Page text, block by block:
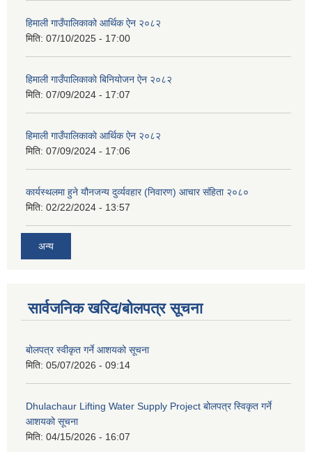
हिमाली गाउँपालिकाको आर्थिक ऐन २०८२
मिति: 07/10/2025 - 17:00
हिमाली गाउँपालिकाकाे बिनियोजन ऐन २०८२
मिति: 07/09/2024 - 17:07
हिमाली गाउँपालिकाकाे आर्थिक ऐन २०८२
मिति: 07/09/2024 - 17:06
कार्यस्थलमा हुने यौनजन्य दुर्व्यवहार (निवारण) आचार संहिता २०८०
मिति: 02/22/2024 - 13:57
अन्य
सार्वजनिक खरिद/बोलपत्र सूचना
बोलपत्र स्वीकृत गर्ने आशयको सूचना
मिति: 05/07/2026 - 09:14
Dhulachaur Lifting Water Supply Project बोलपत्र स्विकृत गर्ने
आशयको सूचना
मिति: 04/15/2026 - 16:07